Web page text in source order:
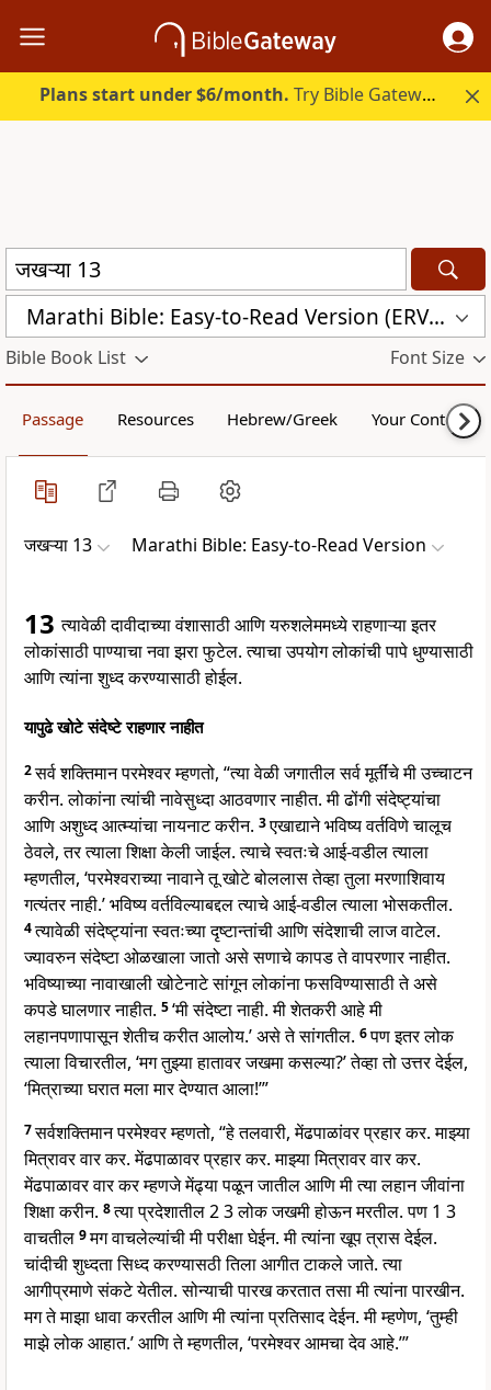
Plans start under $6/month. Try Bible Gateway Plus.
Marathi Bible: Easy-to-Read Version (ERV-MR)
Bible Book List Font Size
Passage Resources Hebrew/Greek Your Content
जखऱ्या 13 Marathi Bible: Easy-to-Read Version
13त्यावेळी दावीदाच्या वंशासाठी आणि यरुशलेममध्ये राहणाऱ्या इतर
लोकांसाठी पाण्याचा नवा झरा फुटेल. त्याचा उपयोग लोकांची पापे धुण्यासाठी
आणि त्यांना शुध्द करण्यासाठी होईल.
यापुढे खोटे संदेष्टे राहणार नाहीत
2सर्व शक्तिमान परमेश्वर म्हणतो, “त्या वेळी जगातील सर्व मूर्तींचे मी उच्चाटन
करीन. लोकांना त्यांची नावेसुध्दा आठवणार नाहीत. मी ढोंगी संदेष्ट्यांचा
आणि अशुध्द आत्म्यांचा नायनाट करीन. 3एखाद्याने भविष्य वर्तविणे चालूच
ठेवले, तर त्याला शिक्षा केली जाईल. त्याचे स्वतःचे आई-वडील त्याला
म्हणतील, ‘परमेश्वराच्या नावाने तू खोटे बोललास तेव्हा तुला मरणाशिवाय
गत्यंतर नाही.’ भविष्य वर्तविल्याबद्दल त्याचे आई-वडील त्याला भोसकतील.
4त्यावेळी संदेष्ट्यांना स्वतःच्या दृष्टान्तांची आणि संदेशाची लाज वाटेल.
ज्यावरुन संदेष्टा ओळखाला जातो असे सणाचे कापड ते वापरणार नाहीत.
भविष्याच्या नावाखाली खोटेनाटे सांगून लोकांना फसविण्यासाठी ते असे
कपडे घालणार नाहीत. 5‘मी संदेष्टा नाही. मी शेतकरी आहे मी
लहानपणापासून शेतीच करीत आलोय.’ असे ते सांगतील. 6पण इतर लोक
त्याला विचारतील, ‘मग तुझ्या हातावर जखमा कसल्या?’ तेव्हा तो उत्तर देईल,
‘मित्राच्या घरात मला मार देण्यात आला!’”
7सर्वशक्तिमान परमेश्वर म्हणतो, “हे तलवारी, मेंढपाळांवर प्रहार कर. माझ्या
मित्रावर वार कर. मेंढपाळावर प्रहार कर. माझ्या मित्रावर वार कर.
मेंढपाळावर वार कर म्हणजे मेंढ्या पळून जातील आणि मी त्या लहान जीवांना
शिक्षा करीन. 8त्या प्रदेशातील 2 3 लोक जखमी होऊन मरतील. पण 1 3
वाचतील 9मग वाचलेल्यांची मी परीक्षा घेईन. मी त्यांना खूप त्रास देईल.
चांदीची शुध्दता सिध्द करण्यासठी तिला आगीत टाकले जाते. त्या
आगीप्रमाणे संकटे येतील. सोन्याची पारख करतात तसा मी त्यांना पारखीन.
मग ते माझा धावा करतील आणि मी त्यांना प्रतिसाद देईन. मी म्हणेण, ‘तुम्ही
माझे लोक आहात.’ आणि ते म्हणतील, ‘परमेश्वर आमचा देव आहे.’”